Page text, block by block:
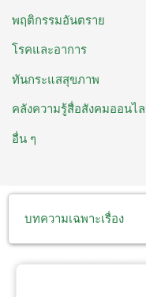
พฤติกรรมอันตราย
โรคและอาการ
ทันกระแสสุขภาพ
คลังความรู้สื่อสังคมออนไ
อื่น ๆ
บทความเฉพาะเรื่อง